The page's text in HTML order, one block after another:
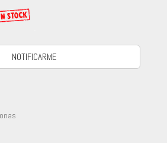
NOTIFICARME